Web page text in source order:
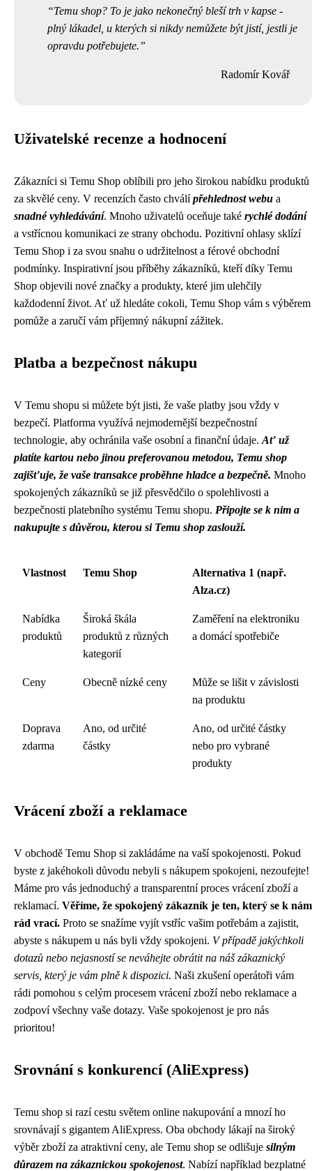
Temu shop? To je jako nekonečný bleší trh v kapse -
plný lákadel, u kterých si nikdy nemůžete být jistí, jestli je
opravdu potřebujete.
Radomír Kovář
Uživatelské recenze a hodnocení
Zákazníci si Temu Shop oblíbili pro jeho širokou nabídku produktů
za skvělé ceny. V recenzích často chválípřehlednost webu a
snadné vyhledávání. Mnoho uživatelů oceňuje také rychlé dodání
a vstřícnou komunikaci ze strany obchodu. Pozitivní ohlasy sklízí
Temu Shop i za svou snahu o udržitelnost a férové obchodní
podmínky. Inspirativní jsou příběhy zákazníků, kteří díky Temu
Shop objevili nové značky a produkty, které jim ulehčily
každodenní život. Ať už hledáte cokoli, Temu Shop vám s výběrem
pomůže a zaručí vám příjemný nákupní zážitek.
Platba a bezpečnost nákupu
V Temu shopu si můžete být jisti, že vaše platby jsou vždy v
bezpečí. Platforma využívá nejmodernější bezpečnostní
technologie, aby ochránila vaše osobní a finanční údaje. Ať už
platíte kartou nebo jinou preferovanou metodou, Temu shop
zajišťuje, že vaše transakce proběhne hladce a bezpečně. Mnoho
spokojených zákazníků se již přesvědčilo o spolehlivosti a
bezpečnosti platebního systému Temu shopu. Připojte se k nim a
nakupujte s důvěrou, kterou si Temu shop zaslouží.
Vlastnost Temu Shop
Alternativa 1 (např.
Alza.cz)
Nabídka
produktů
Široká škála
produktů z různých
kategorií
Zaměření na elektroniku
a domácí spotřebiče
Ceny Obecně nízké ceny
Může se lišit v závislosti
na produktu
Doprava
zdarma
Ano, od určité
částky
Ano, od určité částky
nebo pro vybrané
produkty
Vrácení zboží a reklamace
V obchodě Temu Shop si zakládáme na vaší spokojenosti. Pokud
byste z jakéhokoli důvodu nebyli s nákupem spokojeni, nezoufejte!
Máme pro vás jednoduchý a transparentní proces vrácení zboží a
reklamací. Věříme, že spokojený zákazník je ten, který se k nám
rád vrací. Proto se snažíme vyjít vstříc vašim potřebám a zajistit,
abyste s nákupem u nás byli vždy spokojeni. V případě jakýchkoli
dotazů nebo nejasností se neváhejte obrátit na náš zákaznický
servis, který je vám plně k dispozici. Naši zkušení operátoři vám
rádi pomohou s celým procesem vrácení zboží nebo reklamace a
zodpoví všechny vaše dotazy. Vaše spokojenost je pro nás
prioritou!
Srovnání s konkurencí (AliExpress)
Temu shop si razí cestu světem online nakupování a mnozí ho
srovnávají s gigantem AliExpress. Oba obchody lákají na široký
výběr zboží za atraktivní ceny, ale Temu shop se odlišuje silným
důrazem na zákaznickou spokojenost. Nabízí například bezplatné